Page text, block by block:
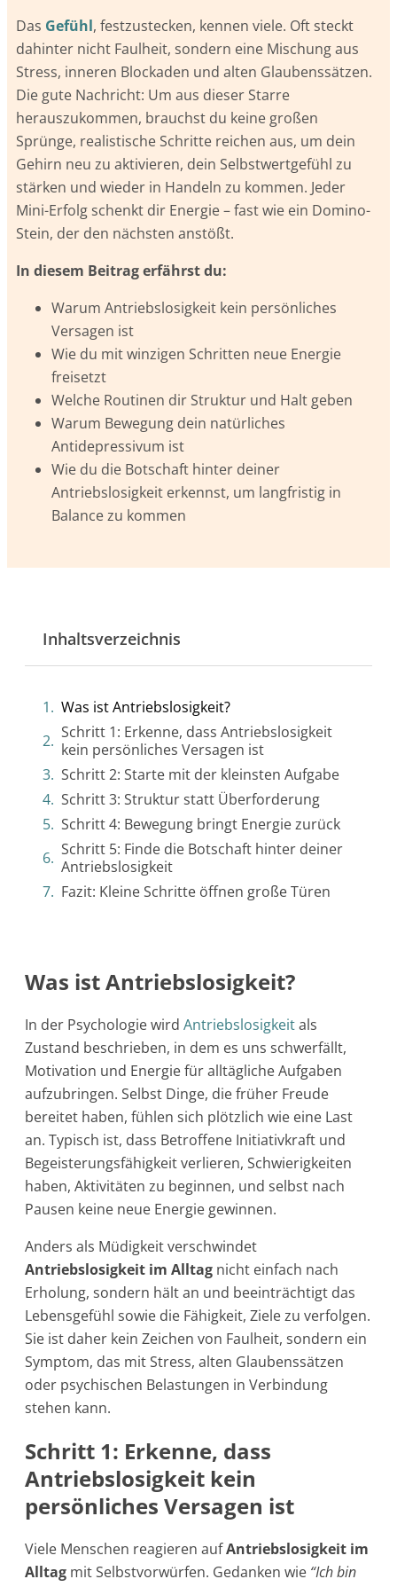
Das Gefühl, festzustecken, kennen viele. Oft steckt
dahinter nicht Faulheit, sondern eine Mischung aus
Stress, inneren Blockaden und alten Glaubenssätzen.
Die gute Nachricht: Um aus dieser Starre
herauszukommen, brauchst du keine großen
Sprünge, realistische Schritte reichen aus, um dein
Gehirn neu zu aktivieren, dein Selbstwertgefühl zu
stärken und wieder in Handeln zu kommen. Jeder
Mini-Erfolg schenkt dir Energie – fast wie ein Domino-
Stein, der den nächsten anstößt.
In diesem Beitrag erfährst du:
Warum Antriebslosigkeit kein persönliches
Versagen ist
Wie du mit winzigen Schritten neue Energie
freisetzt
Welche Routinen dir Struktur und Halt geben
Warum Bewegung dein natürliches
Antidepressivum ist
Wie du die Botschaft hinter deiner
Antriebslosigkeit erkennst, um langfristig in
Balance zu kommen
Inhaltsverzeichnis
Was ist Antriebslosigkeit?
Schritt 1: Erkenne, dass Antriebslosigkeit
kein persönliches Versagen ist
Schritt 2: Starte mit der kleinsten Aufgabe
Schritt 3: Struktur statt Überforderung
Schritt 4: Bewegung bringt Energie zurück
Schritt 5: Finde die Botschaft hinter deiner
Antriebslosigkeit
Fazit: Kleine Schritte öffnen große Türen
Was ist Antriebslosigkeit?
In der Psychologie wird Antriebslosigkeitals
Zustand beschrieben, in dem es uns schwerfällt,
Motivation und Energie für alltägliche Aufgaben
aufzubringen. Selbst Dinge, die früher Freude
bereitet haben, fühlen sich plötzlich wie eine Last
an. Typisch ist, dass Betroffene Initiativkraft und
Begeisterungsfähigkeit verlieren, Schwierigkeiten
haben, Aktivitäten zu beginnen, und selbst nach
Pausen keine neue Energie gewinnen.
Anders als Müdigkeit verschwindet
Antriebslosigkeit im Alltag nicht einfach nach
Erholung, sondern hält an und beeinträchtigt das
Lebensgefühl sowie die Fähigkeit, Ziele zu verfolgen.
Sie ist daher kein Zeichen von Faulheit, sondern ein
Symptom, das mit Stress, alten Glaubenssätzen
oder psychischen Belastungen in Verbindung
stehen kann.
Schritt 1: Erkenne, dass
Antriebslosigkeit kein
persönliches Versagen ist
Viele Menschen reagieren aufAntriebslosigkeit im
Alltag mit Selbstvorwürfen. Gedanken wie “Ich bin